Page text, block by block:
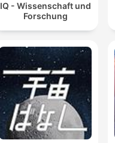
IQ - Wissenschaft und
Forschung